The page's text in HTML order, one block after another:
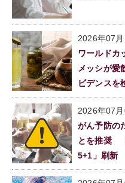
2026年07
ワールドカ
メッシが
ビデンスを
2026年07
がん予防の
とを推奨
5+1」刷新